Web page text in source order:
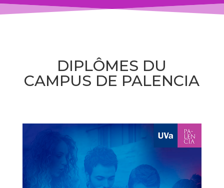
DIPLÔMES DU
CAMPUS DE PALENCIA